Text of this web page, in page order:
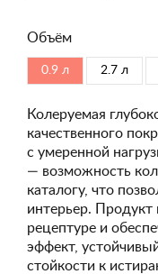
Объём
0.9 л 2.7 л
Колеруемая
качественного
с умеренной
— возможность
каталогу, что
интерьер. Продукт
рецептуре и
эффект,
стойкости к